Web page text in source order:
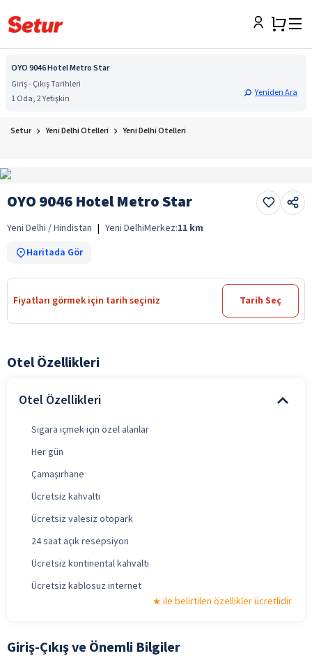
OYO 9046 Hotel Metro Star
Giriş - Çıkış Tarihleri
1 Oda, 2 Yetişkin
Yeniden Ara
Setur Yeni Delhi Otelleri Yeni Delhi Otelleri
OYO 9046 Hotel Metro Star
Yeni Delhi / Hindistan | Yeni DelhiMerkez:11 km
Haritada Gör
Fiyatları görmek için tarih seçiniz Tarih Seç
Otel Özellikleri
Otel Özellikleri
Sigara içmek için özel alanlar
Her gün
Çamaşırhane
Ücretsiz kahvaltı
Ücretsiz valesiz otopark
24 saat açık resepsiyon
Ücretsiz kontinental kahvaltı
Ücretsiz kablosuz internet
ile belirtilen özellikler ücretlidir.
Giriş-Çıkış ve Önemli Bilgiler